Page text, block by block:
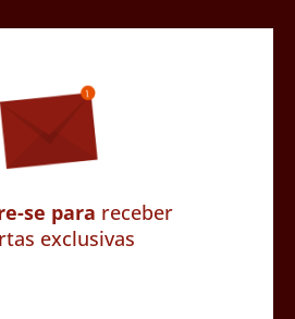
se para receber
exclusivas